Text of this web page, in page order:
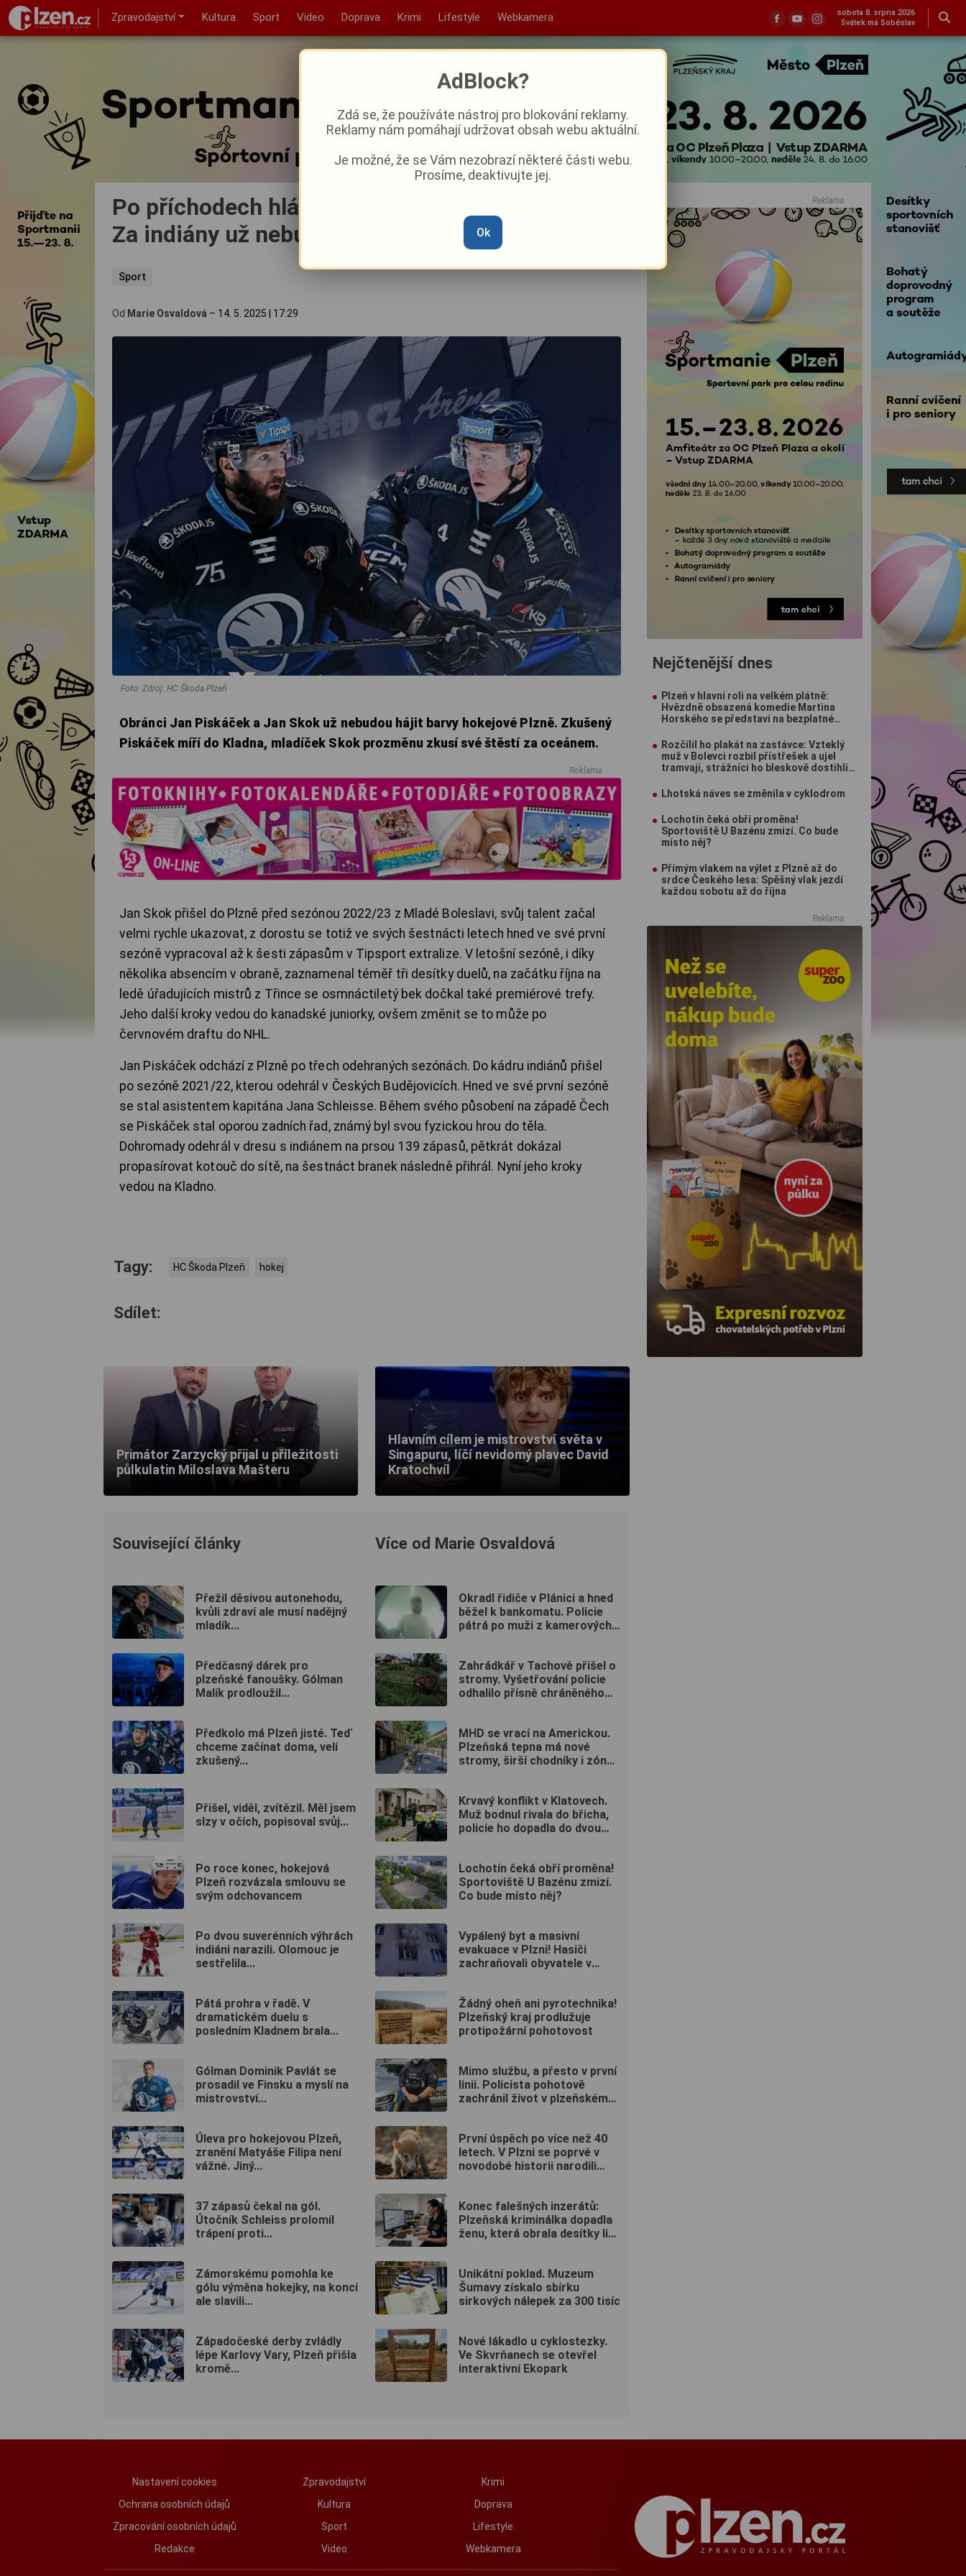
Zpravodajství Kultura Sport Video Doprava Krimi Lifestyle Webkamera
sobota 8. srpna 2026
Svátek má Soběslav
Po příchodech hlásí Škoda Plzeň i první odchody.
Za indiány už nebudou hrát dva obránci
Sport
Od Marie Osvaldová – 14. 5. 2025 17:29
Foto: Zdroj: HC Škoda Plzeň
Obránci Jan Piskáček a Jan Skok už nebudou hájit barvy hokejové Plzně. Zkušený
Piskáček míří do Kladna, mladíček Skok prozměnu zkusí své štěstí za oceánem.
Reklama
Jan Skok přišel do Plzně před sezónou 2022/23 z Mladé Boleslavi, svůj talent začal
velmi rychle ukazovat, z dorostu se totiž ve svých šestnácti letech hned ve své první
sezóně vypracoval až k šesti zápasům v Tipsport extralize. V letošní sezóně, i díky
několika absencím v obraně, zaznamenal téměř tři desítky duelů, na začátku října na
ledě úřadujících mistrů z Třince se osmnáctiletý bek dočkal také premiérové trefy.
Jeho další kroky vedou do kanadské juniorky, ovšem změnit se to může po
červnovém draftu do NHL.
Jan Piskáček odchází z Plzně po třech odehraných sezónách. Do kádru indiánů přišel
po sezóně 2021/22, kterou odehrál v Českých Budějovicích. Hned ve své první sezóně
se stal asistentem kapitána Jana Schleisse. Během svého působení na západě Čech
se Piskáček stal oporou zadních řad, známý byl svou fyzickou hrou do těla.
Dohromady odehrál v dresu s indiánem na prsou 139 zápasů, pětkrát dokázal
propasírovat kotouč do sítě, na šestnáct branek následně přihrál. Nyní jeho kroky
vedou na Kladno.
Tagy: HC Škoda Plzeň hokej
Sdílet:
Primátor Zarzycký přijal u příležitosti
půlkulatin Miloslava Mašteru
Hlavním cílem je mistrovství světa v
Singapuru, líčí nevidomý plavec David
Kratochvíl
Související články
Přežil děsivou autonehodu,
kvůli zdraví ale musí nadějný
mladík...
Předčasný dárek pro
plzeňské fanoušky. Gólman
Malík prodloužil...
Předkolo má Plzeň jisté. Teď
chceme začínat doma, velí
zkušený...
Přišel, viděl, zvítězil. Měl jsem
slzy v očích, popisoval svůj...
Po roce konec, hokejová
Plzeň rozvázala smlouvu se
svým odchovancem
Po dvou suverénních výhrách
indiáni narazili. Olomouc je
sestřelila...
Pátá prohra v řadě. V
dramatickém duelu s
posledním Kladnem brala...
Gólman Dominik Pavlát se
prosadil ve Finsku a myslí na
mistrovství...
Úleva pro hokejovou Plzeň,
zranění Matyáše Filipa není
vážné. Jiný...
37 zápasů čekal na gól.
Útočník Schleiss prolomil
trápení proti...
Zámorskému pomohla ke
gólu výměna hokejky, na konci
ale slavili...
Západočeské derby zvládly
lépe Karlovy Vary, Plzeň přišla
kromě...
Více od Marie Osvaldová
Okradl řidiče v Plánici a hned
běžel k bankomatu. Policie
pátrá po muži z kamerových
Zahrádkář v Tachově přišel o
stromy. Vyšetřování policie
odhalilo přísně chráněného
MHD se vrací na Americkou.
Plzeňská tepna má nové
stromy, širší chodníky i zónu
Krvavý konflikt v Klatovech.
Muž bodnul rivala do břicha,
policie ho dopadla do dvou
Lochotín čeká obří proměna!
Sportoviště U Bazénu zmizí.
Co bude místo něj?
Vypálený byt a masivní
evakuace v Plzni! Hasiči
zachraňovali obyvatele v
Žádný oheň ani pyrotechnika!
Plzeňský kraj prodlužuje
protipožární pohotovost
Mimo službu, a přesto v první
linii. Policista pohotově
zachránil život v plzeňském
První úspěch po více než 40
letech. V Plzni se poprvé v
novodobé historii narodili
Konec falešných inzerátů:
Plzeňská kriminálka dopadla
ženu, která obrala desítky lidí
Unikátní poklad. Muzeum
Šumavy získalo sbírku
sirkových nálepek za 300 tisíc
Nové lákadlo u cyklostezky.
Ve Skvrňanech se otevřel
interaktivní Ekopark
Reklama
Nejčtenější dnes
Plzeň v hlavní roli na velkém plátně:
Hvězdně obsazená komedie Martina
Horského se představí na bezplatné
Rozčílil ho plakát na zastávce: Vzteklý
muž v Bolevci rozbil přístřešek a ujel
tramvají, strážníci ho bleskově dostihli
Lhotská náves se změnila v cyklodrom
Lochotín čeká obří proměna!
Sportoviště U Bazénu zmizí. Co bude
místo něj?
Přímým vlakem na výlet z Plzně až do
srdce Českého lesa: Spěšný vlak jezdí
každou sobotu až do října
Reklama
Nastavení cookies
Ochrana osobních údajů
Zpracování osobních údajů
Redakce
Zpravodajství
Kultura
Sport
Video
Krimi
Doprava
Lifestyle
Webkamera
AdBlock?
Zdá se, že používáte nástroj pro blokování reklamy.
Reklamy nám pomáhají udržovat obsah webu aktuální.
Je možné, že se Vám nezobrazí některé části webu.
Prosíme, deaktivujte jej.
Ok